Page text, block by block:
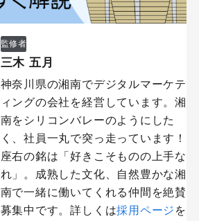
監修者
三木 五月
神奈川県の湘南でデジタルマーケテ
ィングの会社を経営しています。湘
南をシリコンバレーのようにした
く、社員一丸で突っ走っています！
座右の銘は「好きこそものの上手な
れ」。成熟した文化、自然豊かな湘
南で一緒に働いてくれる仲間を絶賛
募集中です。詳しくは採用ページ を